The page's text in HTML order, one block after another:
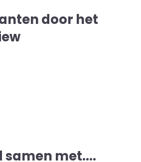
door het
met....